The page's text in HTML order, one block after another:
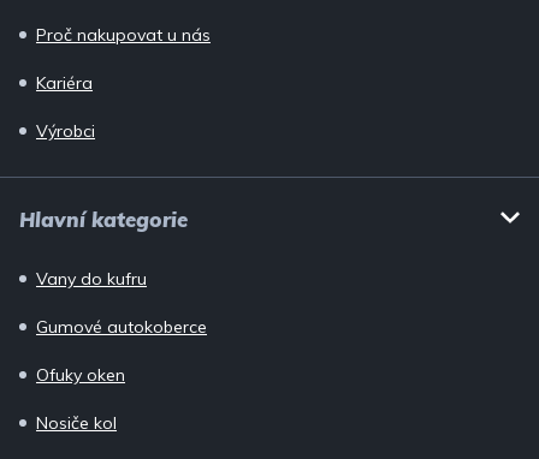
Proč nakupovat u nás
Kariéra
Výrobci
Hlavní kategorie
Vany do kufru
Gumové autokoberce
Ofuky oken
Nosiče kol